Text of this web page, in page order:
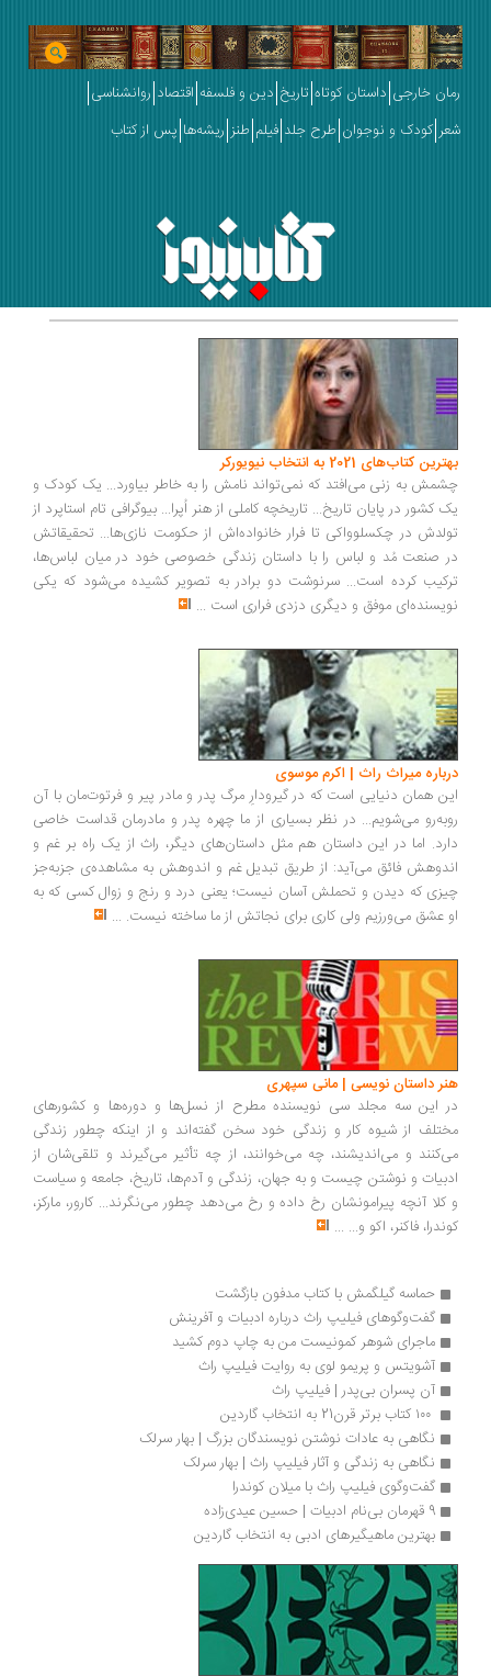
رمان خارجی داستان کوتاه تاریخ دین و فلسفه اقتصاد روانشناسی
شعر کودک و نوجوان طرح جلد فیلم طنز ریشه‌ها پس از کتاب
بهترین کتاب‌های 2021 به انتخاب نیویورکر
چشمش به زنی می‌افتد که نمی‌تواند نامش را به خاطر بیاورد... یک کودک و
یک کشور در پایان تاریخ... تاریخچه‌ کاملی از هنر اُپرا... بیوگرافی تام استاپرد از
تولدش در چکسلوواکی تا فرار خانواده‌اش از حکومت نازی‌ها... تحقیقاتش
در صنعت مُد و لباس را با داستان زندگی خصوصی خود در میان لباس‌ها،
ترکیب کرده است... سرنوشت دو برادر به تصویر کشیده می‌شود که یکی
نویسنده‌ای موفق و دیگری دزدی فراری است ...
درباره میراث راث | اکرم موسوی
این همان دنیایی است که در گیرو‌دارِ مرگ پدر و مادر پیر و فرتوت‌مان با آن
روبه‌رو می‌شویم... در نظر بسیاری از ما چهره‌ پدر و مادرمان قداست خاصی
دارد. اما در این داستان هم مثل داستان‌های دیگر، راث از یک راه بر غم و
اندوهش فائق می‌آید: از طریق تبدیل غم و اندوهش به مشاهده‌ی جزبه‌جز
چیزی که دیدن و تحملش آسان‌ نیست؛ یعنی درد و رنج و زوال کسی که به
او عشق‌ می‌ورزیم ولی کاری برای نجاتش از ما ساخته ‌نیست. ...
هنر داستان نویسی | مانی سپهری
در این سه مجلد سی نویسنده مطرح از نسل‌ها و دوره‌ها و کشورهای
مختلف از شیوه کار و زندگی خود سخن گفته‌اند و از اینکه چطور زندگی
می‌کنند و می‌اندیشند، چه می‌خوانند، از چه تأثیر می‌گیرند و تلقی‌شان از
ادبیات و نوشتن چیست و به جهان، زندگی و آدم‌ها، تاریخ، جامعه و سیاست
و کلا آنچه پیرامونشان رخ داده و رخ می‌دهد چطور می‌نگرند... کارور، مارکز،
کوندرا، فاکنر، اکو و... ...
حماسه گیلگمش با کتاب مدفون بازگشت
گفت‌وگوهای فیلیپ راث درباره ادبیات و آفرینش
ماجرای شوهر کمونیست من به چاپ دوم کشید
آشویتس و پریمو لوی به روایت فیلیپ راث
آن پسران بی‌پدر | فیلیپ راث
نگاهی به عادات نوشتن نویسندگان بزرگ | بهار سرلک
نگاهی به زندگی و آثار فیلیپ راث | بهار سرلک
گفت‌وگوی فیلیپ راث با میلان کوندرا
9 قهرمان بی‌نام ادبیات | حسین عیدی‌زاده
بهترین ماهیگیرهای ادبی به انتخاب گاردین